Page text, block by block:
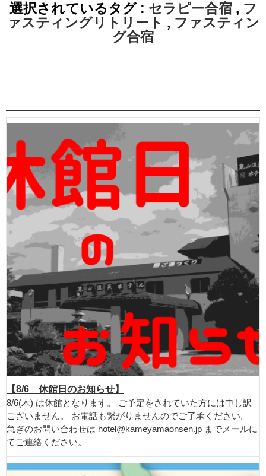
選択されているタグ : セラピー合宿, フ
ァスティングリトリート , ファスティン
グ合宿
【8/6 休館日のお知らせ】
8/6(木) は休館となります。 ご予定をされていた方には申し訳
ございません。 お電話も繋がりませんのでご了承ください。
急ぎのお問い合わせは hotel@kameyamaonsen.jp までメールに
てご連絡ください。